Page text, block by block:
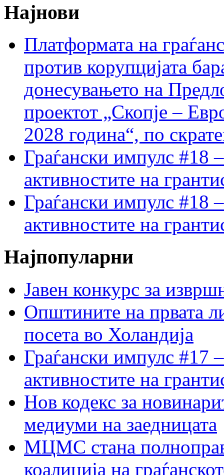
Најнови
Платформата на
против корупцијата
донесувањето на
проектот „Скопје –
2028 година“, по
Граѓански импулс #18
активностите на
Граѓански импулс #18
активностите на
Најпопуларни
Јавен конкурс за
Општините на првата
посета во Холандија
Граѓански импулс #17
активностите на
Нов кодекс за
медиуми на заедницата
МЦМС стана
коалиција на